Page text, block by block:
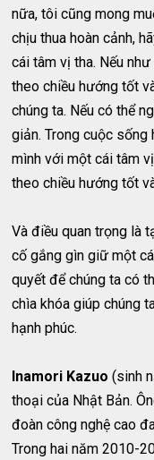
nữa, tôi cũng mong
chịu thua hoàn cảnh,
cái tâm vị tha. Nếu
theo chiều hướng tốt
chúng ta. Nếu có thể
giản. Trong cuộc sống
mình với một cái tâm
theo chiều hướng tốt
Và điều quan trọng là
cố gắng gìn giữ một
quyết để chúng ta có
chìa khóa giúp chúng
hạnh phúc.
Inamori Kazuo (sinh
thoại của Nhật Bản.
đoàn công nghệ cao
Trong hai năm 2010-